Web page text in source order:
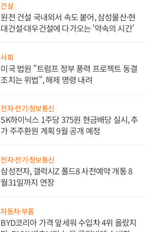
건설
원전 건설 국내외서 속도 붙어, 삼성물산·현
대건설·대우건설에 다가오는 '약속의 시간'
사회
미국 법원 "트럼프 정부 풍력 프로젝트 동결
조치는 위법", 해제 명령 내려
전자·전기·정보통신
SK하이닉스 1주당 375원 현금배당 실시, 추
가 주주환원 계획 9월 공개 예정
전자·전기·정보통신
삼성전자, 갤럭시Z 폴드8 사전예약 개통 8
월31일까지 연장
자동차·부품
BYD코리아 가격 앞세워 수입차 4위 올랐지